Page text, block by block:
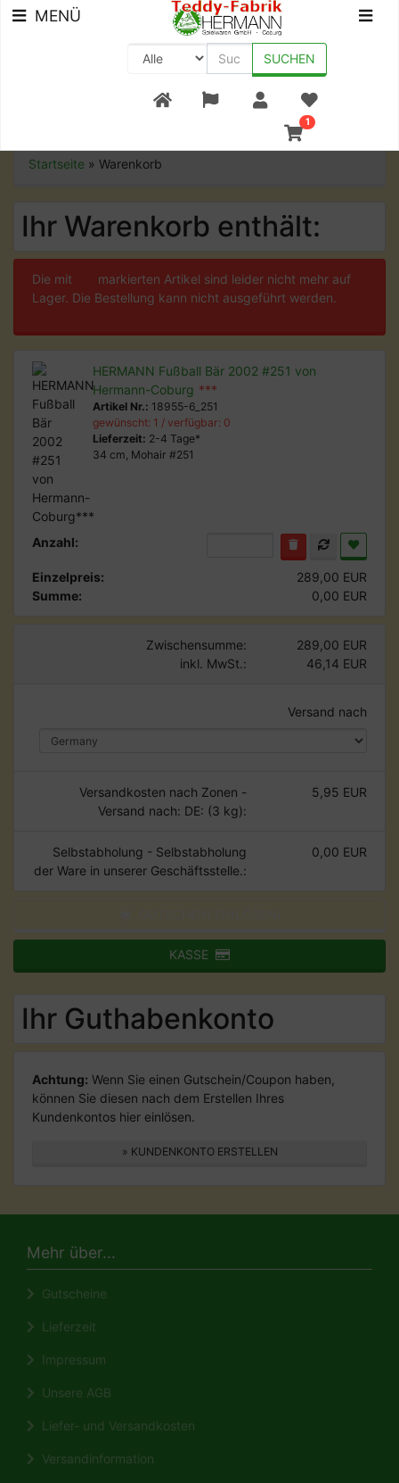
+49 (0) 9561-8590-0
MENÜ
SUCHEN
1
Startseite » Warenkorb
Ihr Warenkorb enthält:
Die mit
markierten Artikel sind leider nicht mehr auf
Lager. Die Bestellung kann nicht ausgeführt werden.
HERMANN Fußball Bär 2002 #251 von
Hermann-Coburg ***
Artikel Nr.: 18955-6_251
gewünscht: 1 / verfügbar: 0
Lieferzeit: 2-4 Tage*
34 cm, Mohair #251
Anzahl:
Einzelpreis:
289,00 EUR
Summe:
0,00 EUR
Zwischensumme:
289,00 EUR
inkl. MwSt.:
46,14 EUR
Versand nach
Versandkosten nach Zonen -
Versand nach: DE: (3 kg):
5,95 EUR
Selbstabholung - Selbstabholung
der Ware in unserer Geschäftsstelle.:
0,00 EUR
KASSE
Ihr Guthabenkonto
Achtung: Wenn Sie einen Gutschein/Coupon haben,
können Sie diesen nach dem Erstellen Ihres
Kundenkontos hier einlösen.
» KUNDENKONTO ERSTELLEN
Mehr über...
Gutscheine
Lieferzeit
Impressum
Unsere AGB
Liefer- und Versandkosten
Versandinformation